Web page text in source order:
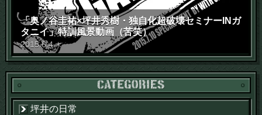
「奥ノ谷圭祐×坪井秀樹・独自化超破壊セミナーINガ
タニイ」特訓風景動画（苦笑）
2015.6.4 木
坪井の日常